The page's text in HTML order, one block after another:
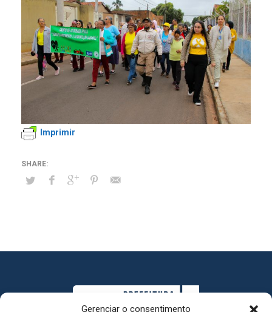
Gerenciar o consentimento
Imprimir